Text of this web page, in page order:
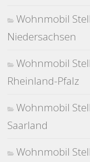
Wohnmobil
Niedersachsen
Wohnmobil
Rheinland-Pfalz
Wohnmobil
Saarland
Wohnmobil